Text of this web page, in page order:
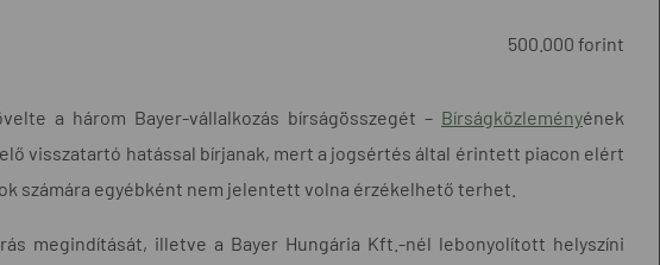
500.000 forint
a három Bayer-vállalkozás bírságösszegét – Bírságközleményének
visszatartó hatással bírjanak, mert a jogsértés által érintett piacon elért
számára egyébként nem jelentett volna érzékelhető terhet.
megindítását, illetve a Bayer Hungária Kft.-nél lebonyolított helyszíni